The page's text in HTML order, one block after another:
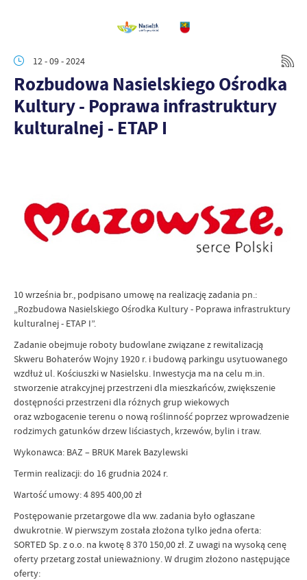
12 - 09 - 2024
Rozbudowa Nasielskiego Ośrodka
Kultury - Poprawa infrastruktury
kulturalnej - ETAP I
10 września br., podpisano umowę na realizację zadania pn.:
„Rozbudowa Nasielskiego Ośrodka Kultury - Poprawa infrastruktury
kulturalnej - ETAP I”.
Zadanie obejmuje roboty budowlane związane z rewitalizacją
Skweru Bohaterów Wojny 1920 r. i budową parkingu usytuowanego
wzdłuż ul. Kościuszki w Nasielsku. Inwestycja ma na celu m.in.
stworzenie atrakcyjnej przestrzeni dla mieszkańców, zwiększenie
dostępności przestrzeni dla różnych grup wiekowych
oraz wzbogacenie terenu o nową roślinność poprzez wprowadzenie
rodzimych gatunków drzew liściastych, krzewów, bylin i traw.
Wykonawca: BAZ – BRUK Marek Bazylewski
Termin realizacji: do 16 grudnia 2024 r.
Wartość umowy: 4 895 400,00 zł
Postępowanie przetargowe dla ww. zadania było ogłaszane
dwukrotnie. W pierwszym została złożona tylko jedna oferta:
SORTED Sp. z o.o. na kwotę 8 370 150,00 zł. Z uwagi na wysoką cenę
oferty przetarg został unieważniony. W drugim złożono następujące
oferty: